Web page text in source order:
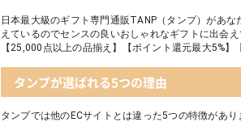
日本最大級のギフト専門通販TANP（タンプ）があ
えているのでセンスの良いおしゃれなギフトに出会
【25,000点以上の品揃え】【ポイント還元最大5%】
タンプが選ばれる5つの理由
タンプでは他のECサイトとは違った5つの特徴があ